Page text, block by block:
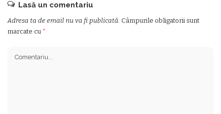
Lasă un comentariu
Adresa ta de email nu va fi publicată. Câmpurile obligatorii sunt
marcate cu *